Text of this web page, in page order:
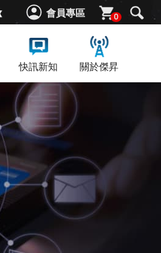
會員專區 0
快訊新知 關於傑昇